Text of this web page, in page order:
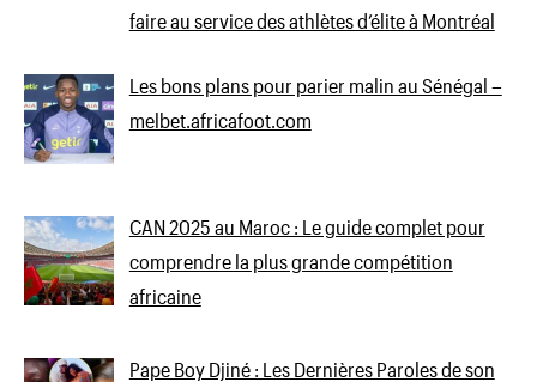
faire au service des athlètes d’élite à Montréal
Les bons plans pour parier malin au Sénégal –
melbet.africafoot.com
CAN 2025 au Maroc : Le guide complet pour
comprendre la plus grande compétition
africaine
Pape Boy Djiné : Les Dernières Paroles de son